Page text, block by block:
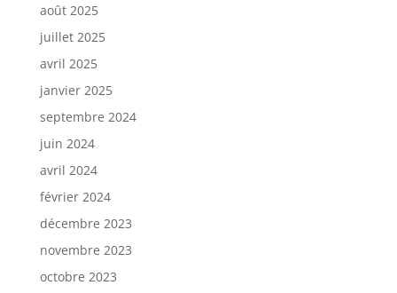
août 2025
juillet 2025
avril 2025
janvier 2025
septembre 2024
juin 2024
avril 2024
février 2024
décembre 2023
novembre 2023
octobre 2023